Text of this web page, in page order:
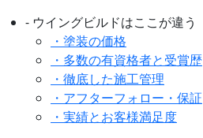
- ウイングビルドはここが違う
・塗装の価格
・多数の有資格者と受賞歴
・徹底した施工管理
・アフターフォロー・保証
・実績とお客様満足度